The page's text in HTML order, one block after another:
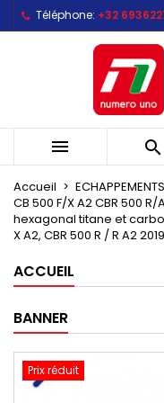
Téléphone: +32
 
Accueil
CB 500 F/X A2 CBR 500
hexagonal titane et
X A2, CBR 500 R / R A2 2019
ACCUEIL
BANNER
Prix réduit
Mes listes
Créer une
Créer une
Nom de la liste
Connexion
Vous devez être
à votre liste d'envies.